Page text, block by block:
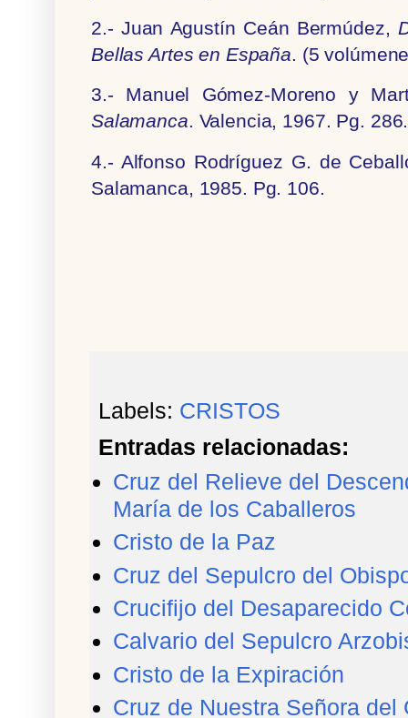
2.- Juan Agustín Ceán Bermúdez,
Bellas Artes en España. (5
3.- Manuel Gómez-Moreno y
Salamanca. Valencia, 1967. Pg. 286.
4.- Alfonso Rodríguez G. de
Salamanca, 1985. Pg. 106.
Labels: CRISTOS
Entradas relacionadas:
Cruz del Relieve del
María de los Caballeros
Cristo de la Paz
Cruz del Sepulcro del
Crucifijo del Desaparecido
Calvario del Sepulcro
Cristo de la Expiración
Cruz de Nuestra Señora del